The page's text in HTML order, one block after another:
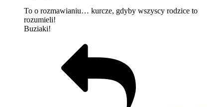
To o rozmawianiu… kurcze, gdyby wszyscy rodzice to
rozumieli!
Buziaki!